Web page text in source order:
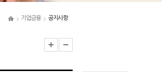
기업금융 공지사항